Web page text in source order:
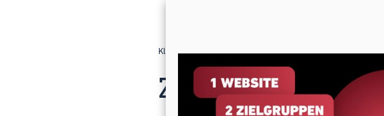
Klenk & Hoursch Blog Zum 75sten in guter
Zum 75sten in